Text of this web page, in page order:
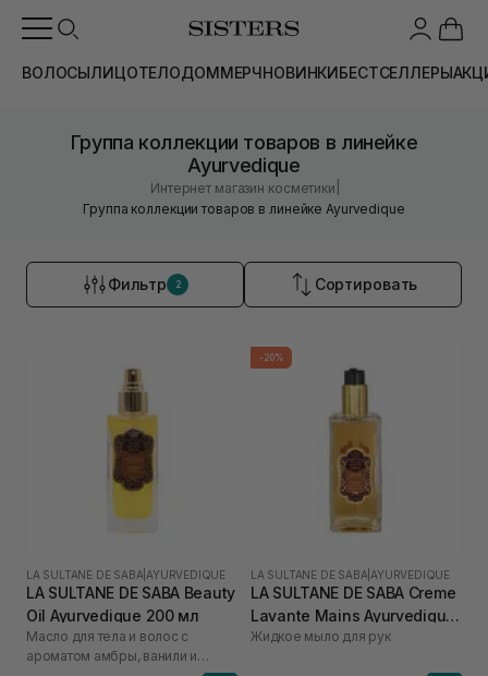
ВОЛОСЫЛИЦОТЕЛОДОММЕРЧНОВИНКИБЕСТСЕЛЛЕРЫ
Группа коллекции товаров в линейке
Ayurvedique
Интернет магазин косметики
Группа коллекции товаров в линейке Ayurvedique
Фильтр 2 Сортировать
LA SULTANE DE SABA AYURVEDIQUE
LA SULTANE DE SABA Beauty
Oil Ayurvedique 200 мл
Масло для тела и волос с
ароматом амбры, ванили и
-20%
LA SULTANE DE SABA AYURVEDIQUE
LA SULTANE DE SABA Creme
Lavante Mains Ayurvedique
200 мл
Жидкое мыло для рук